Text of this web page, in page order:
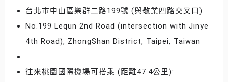
台北市中山區樂群二路199號 (與敬業四路交叉口)
No.199 Lequn 2nd Road (intersection with Jinye
4th Road), ZhongShan District, Taipei, Taiwan
往來桃園國際機場可搭乘 (距離47.4公里):